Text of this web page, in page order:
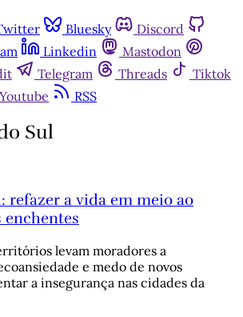
Bluesky
Discord
Linkedin
Mastodon
Telegram Threads
Tiktok
Youtube RSS
Sul
refazer a vida em meio ao
enchentes
levam moradores a
e medo de novos
a insegurança nas cidades da